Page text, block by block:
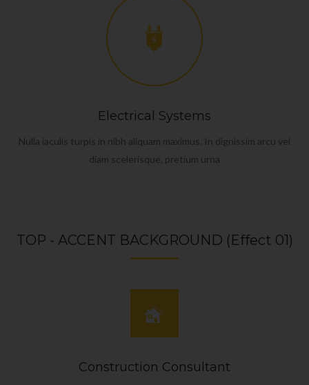
Electrical Systems
Nulla iaculis turpis in nibh aliquam maximus. In dignissim arcu vel
diam scelerisque, pretium urna
TOP - ACCENT BACKGROUND (Effect 01)
Construction Consultant